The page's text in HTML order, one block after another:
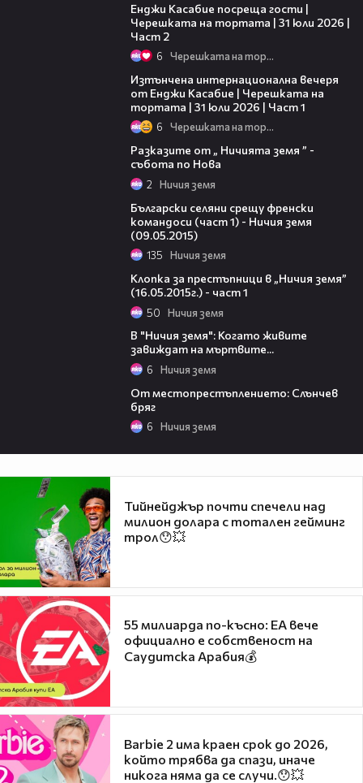
Енджи Касабие посреща гости |
Черешката на тортата | 31 юли 2026 |
Част 2
6 Черешката на тортата
Изтънчена интернационална вечеря
от Енджи Касабие | Черешката на
тортата | 31 юли 2026 | Част 1
6 Черешката на тортата
Разказите от „ Ничията земя ” -
събота по Нова
2 Ничия земя
Български селяни срещу френски
командоси (част 1) - Ничия земя
(09.05.2015)
135 Ничия земя
Клопка за престъпници в „Ничия земя”
(16.05.2015г.) - част 1
50 Ничия земя
В "Ничия земя": Когато живите
завиждат на мъртвите...
6 Ничия земя
От местопрестъплението: Слънчев
бряг
6 Ничия земя
Тийнейджър почти спечели над
милион долара с тотален гейминг
трол😯💥
55 милиарда по-късно: EA вече
официално е собственост на
Саудитска Арабия💰
Barbie 2 има краен срок до 2026,
който трябва да спази, иначе
никога няма да се случи.😯💥